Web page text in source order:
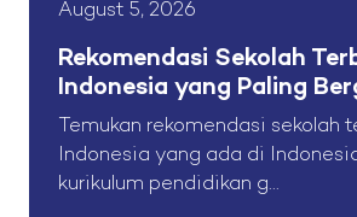
August 5, 2026
Rekomendasi Sekolah
Indonesia yang Paling
Temukan rekomendasi sekolah
Indonesia yang ada di
kurikulum pendidikan g...